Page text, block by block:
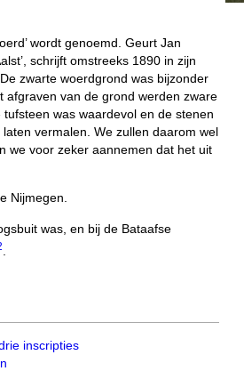
wordt genoemd. Geurt Jan
schrijft omstreeks 1890 in zijn
zwarte woerdgrond was bijzonder
afgraven van de grond werden zware
was waardevol en de stenen
vermalen. We zullen daarom wel
we voor zeker aannemen dat het uit
Nijmegen.
was, en bij de Bataafse
inscripties